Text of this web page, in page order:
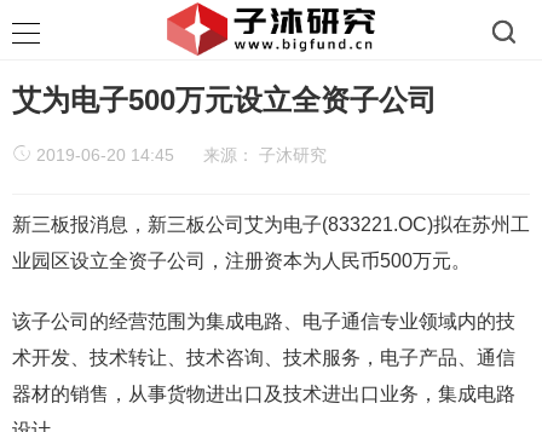
艾为电子500万元设立全资子公司
2019-06-20 14:45 来源： 子沐研究
新三板报消息，新三板公司艾为电子(833221.OC)拟在苏州工
业园区设立全资子公司，注册资本为人民币500万元。
该子公司的经营范围为集成电路、电子通信专业领域内的技
术开发、技术转让、技术咨询、技术服务，电子产品、通信
器材的销售，从事货物进出口及技术进出口业务，集成电路